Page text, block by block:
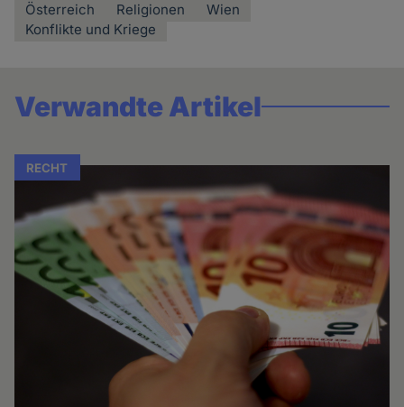
Österreich Religionen
Wien
Konflikte und Kriege
Verwandte Artikel
RECHT